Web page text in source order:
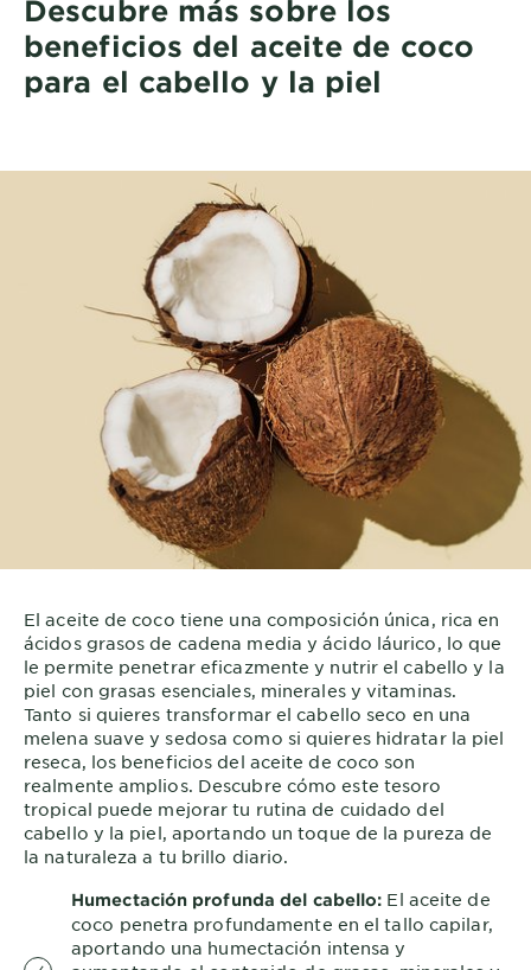
Descubre más sobre los
beneficios del aceite de coco
para el cabello y la piel
El aceite de coco tiene una composición única, rica en
ácidos grasos de cadena media y ácido láurico, lo que
le permite penetrar eficazmente y nutrir el cabello y la
piel con grasas esenciales, minerales y vitaminas.
Tanto si quieres transformar el cabello seco en una
melena suave y sedosa como si quieres hidratar la piel
reseca, los beneficios del aceite de coco son
realmente amplios. Descubre cómo este tesoro
tropical puede mejorar tu rutina de cuidado del
cabello y la piel, aportando un toque de la pureza de
la naturaleza a tu brillo diario.
Humectación profunda del cabello: El aceite de
coco penetra profundamente en el tallo capilar,
aportando una humectación intensa y